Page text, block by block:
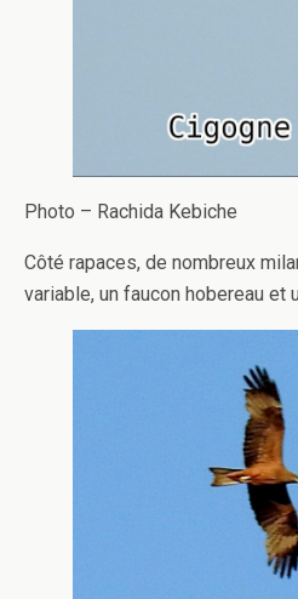
Photo – Rachida Kebiche
Côté rapaces, de nombreux
variable, un faucon hobereau et